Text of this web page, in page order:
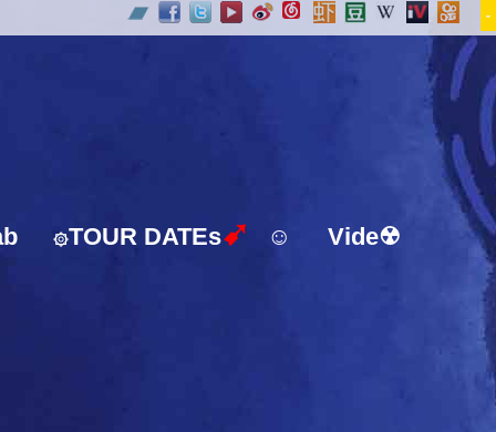
-
۞TOUR DATEs➹ ☺ Vide☢